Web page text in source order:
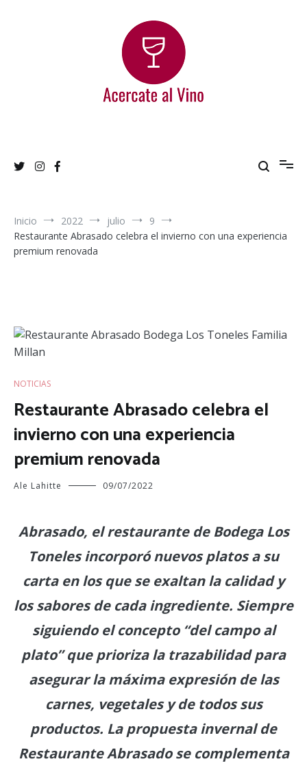
Inicio 2022 julio
9
Restaurante Abrasado celebra el invierno con una experiencia
premium renovada
NOTICIAS
Restaurante Abrasado celebra el
invierno con una experiencia
premium renovada
Ale Lahitte 09/07/2022
Abrasado, el restaurante de Bodega Los
Toneles incorporó nuevos platos a su
carta en los que se exaltan la calidad y
los sabores de cada ingrediente. Siempre
siguiendo el concepto “del campo al
plato” que prioriza la trazabilidad para
asegurar la máxima expresión de las
carnes, vegetales y de todos sus
productos. La propuesta invernal de
Restaurante Abrasado se complementa